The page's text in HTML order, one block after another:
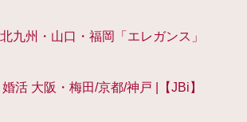
九州・山口・福岡「エレガンス」
活 大阪・梅田/京都/神戸 |【JBi】